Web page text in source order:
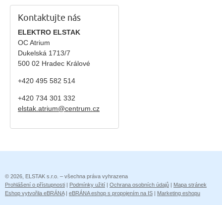
Kontaktujte nás
ELEKTRO ELSTAK
OC Atrium
Dukelská 1713/7
500 02 Hradec Králové
+420 495 582 514
+420 734 301 332
elstak.atrium@centrum.cz
© 2026, ELSTAK s.r.o. – všechna práva vyhrazena
Prohlášení o přístupnosti | Podmínky užití | Ochrana osobních údajů | Mapa stránek
Eshop vytvořila eBRÁNA| eBRÁNA eshop s propojením na IS | Marketing eshopu